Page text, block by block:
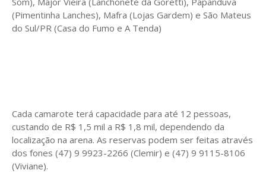
(Pimentinha Lanches), Mafra (Lojas Gardem) e São Mateus
do Sul/PR (Casa do Fumo e A Tenda)
Cada camarote terá capacidade para até 12 pessoas,
custando de R$ 1,5 mil a R$ 1,8 mil, dependendo da
localização na arena. As reservas podem ser feitas através
dos fones (47) 9 9923-2266 (Clemir) e (47) 9 9115-8106
(Viviane).